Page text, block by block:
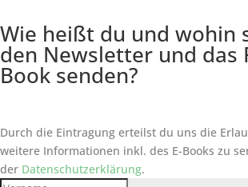
Wie heißt du und wohin
den Newsletter und das
Book senden?
Durch die Eintragung erteilst du uns die
weitere Informationen inkl. des E-Books zu
der Datenschutzerklärung.